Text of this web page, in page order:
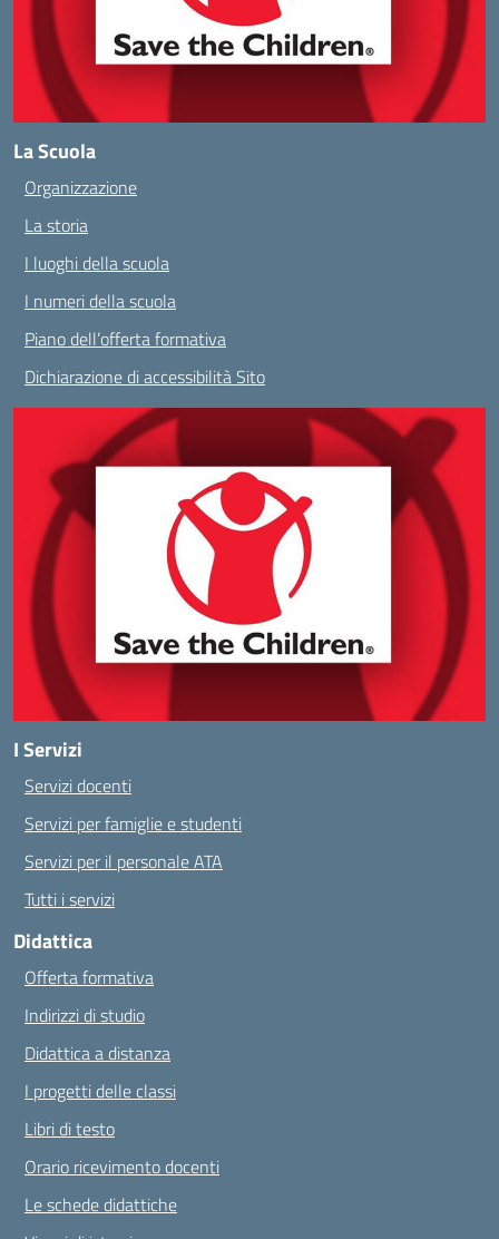
La Scuola
Organizzazione
La storia
I luoghi della scuola
I numeri della scuola
Piano dell’offerta formativa
Dichiarazione di accessibilità Sito
I Servizi
Servizi docenti
Servizi per famiglie e studenti
Servizi per il personale ATA
Tutti i servizi
Didattica
Offerta formativa
Indirizzi di studio
Didattica a distanza
I progetti delle classi
Libri di testo
Orario ricevimento docenti
Le schede didattiche